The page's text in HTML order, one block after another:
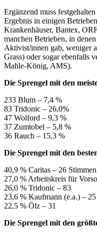
Ergänzend muss
Ergebnis in einigen
Krankenhäuser, Bantex,
manchen Betrieben, in
Aktivist/innen gab, weniger
Grass) oder sogar ebenfalls
Mahle-König, AMS).
Die Sprengel mit den
233 Blum – 7,4 %
83 Tridonic – 26,0%
47 Wolford – 9,3 %
37 Zumtobel – 5,8 %
36 Rauch – 15,3 %
Die Sprengel mit den
40,9 % Caritas – 26 Stimmen
27,0 % Arbeitskreis für
26,0 % Tridonic – 83
23,6 % Kaufmann (e.a.) – 25
22,5 % Ölz – 31
Die Sprengel mit den